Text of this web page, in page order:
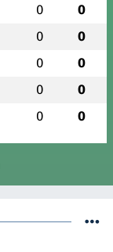
0 0
0 0
0 0
0 0
0 0